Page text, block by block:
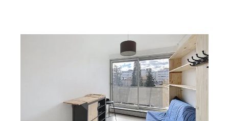
Appartement Studio à louer
405 €
par mois charges comprises